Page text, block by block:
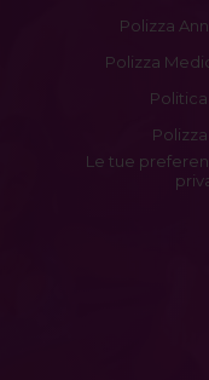
Polizza
Polizza
Le tue